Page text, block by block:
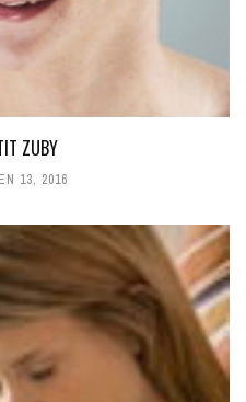
ZUBY
13, 2016